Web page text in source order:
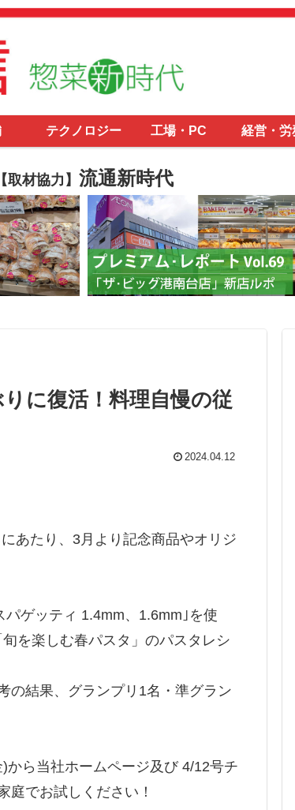
テクノロジー 工場・PC 経営・労
【取材協力】 流通新時代
に復活！料理自慢の従
2024.04.12
あたり、3月より記念商品やオリジ
ゲッティ 1.4mm、1.6mm｣を使
を楽しむ春パスタ」のパスタレシ
の結果、グランプリ1名・準グラン
ら当社ホームページ及び 4/12号チ
庭でお試しください！